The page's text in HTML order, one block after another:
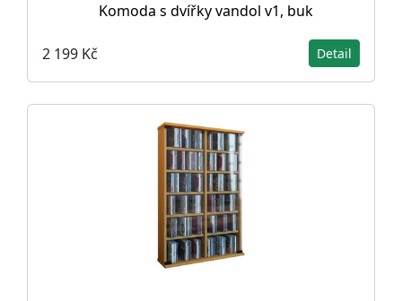
Komoda s dvířky vandol v1, buk
2 199 Kč Detail